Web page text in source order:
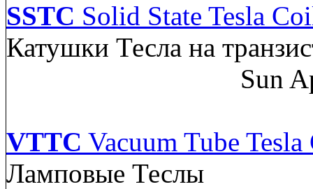
SSTC Solid State Tesla
Катушки Тесла на
Sun
VTTC Vacuum Tube
Ламповые Теслы